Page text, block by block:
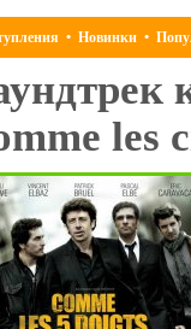
• Новинки •
les